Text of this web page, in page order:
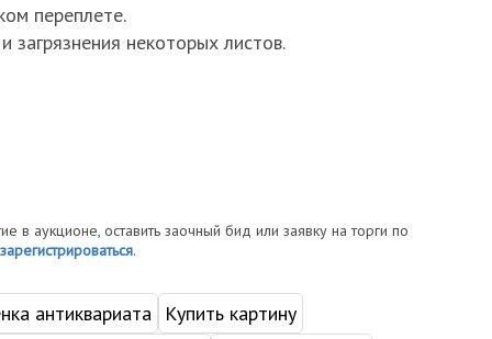
переплете.
загрязнения некоторых листов.
в аукционе, оставить заочный бид или заявку на торги по
зарегистрироваться.
антиквариата
Купить картину